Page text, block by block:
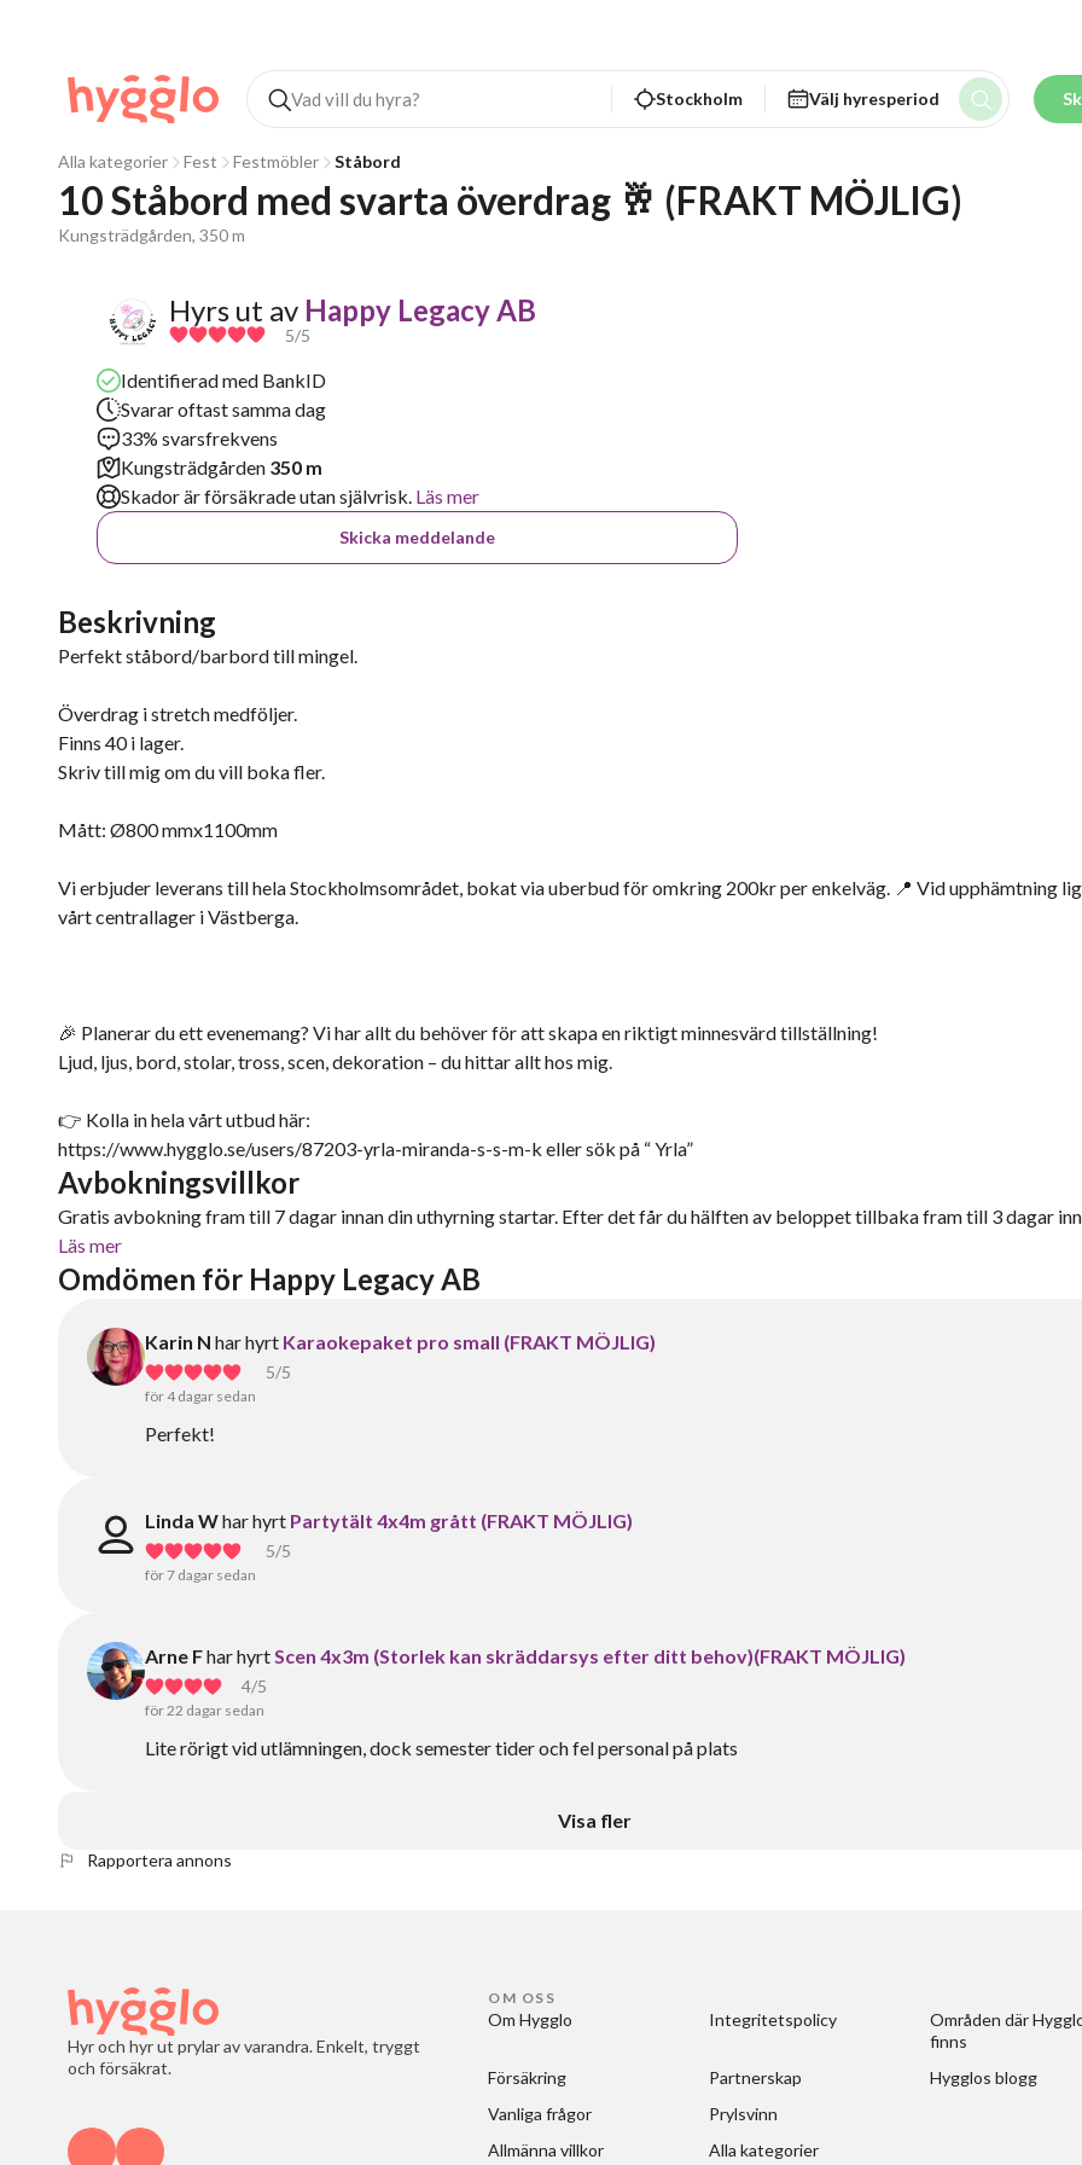
Stockholm Välj hyresperiod
Alla kategorier Fest Festmöbler Ståbord
10 Ståbord med svarta överdrag 🥂 (FRAKT MÖJLIG)
Kungsträdgården, 350 m
Hyrs ut av Happy Legacy AB
5/5
Identifierad med BankID
Svarar oftast samma dag
33% svarsfrekvens
Kungsträdgården 350 m
Skador är försäkrade utan självrisk. Läs mer
Skicka meddelande
Beskrivning
Perfekt ståbord/barbord till mingel.
Överdrag i stretch medföljer.
Finns 40 i lager.
Skriv till mig om du vill boka fler.
Mått: Ø800 mmx1100mm
Vi erbjuder leverans till hela Stockholmsområdet, bokat via uberbud för omkring 200kr per enkelväg. 📍 Vid upphämtning
vårt centrallager i Västberga.
🎉 Planerar du ett evenemang? Vi har allt du behöver för att skapa en riktigt minnesvärd tillställning!
Ljud, ljus, bord, stolar, tross, scen, dekoration – du hittar allt hos mig.
👉 Kolla in hela vårt utbud här:
https://www.hygglo.se/users/87203-yrla-miranda-s-s-m-k eller sök på “ Yrla”
Avbokningsvillkor
Gratis avbokning fram till 7 dagar innan din uthyrning startar. Efter det får du hälften av beloppet tillbaka fram till 3 dagar
Läs mer
Omdömen för Happy Legacy AB
Karin N har hyrt Karaokepaket pro small (FRAKT MÖJLIG)
5/5
för 4 dagar sedan
Perfekt!
Linda Whar hyrt Partytält 4x4m grått (FRAKT MÖJLIG)
5/5
för 7 dagar sedan
Arne Fhar hyrtScen 4x3m (Storlek kan skräddarsys efter ditt behov)(FRAKT MÖJLIG)
4/5
för 22 dagar sedan
Lite rörigt vid utlämningen, dock semester tider och fel personal på plats
Visa fler
Rapportera annons
Hyr och hyr ut prylar av varandra. Enkelt, tryggt
och försäkrat.
OM OSS
Om Hygglo
Försäkring
Vanliga frågor
Allmänna villkor
Integritetspolicy
Partnerskap
Prylsvinn
Alla kategorier
Områden där
finns
Hygglos blogg